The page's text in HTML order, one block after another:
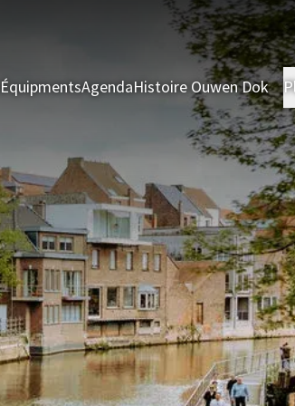
ÉquipmentsAgendaHistoire Ouwen Dok